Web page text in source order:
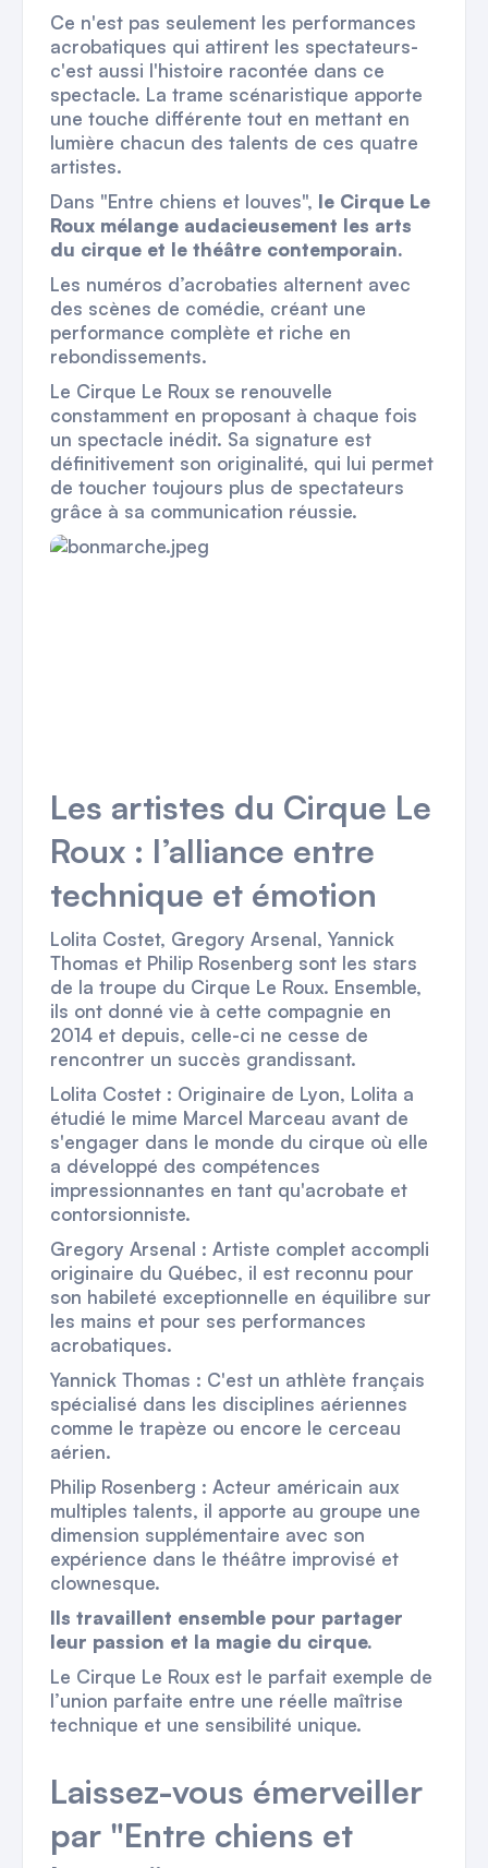
Ce n'est pas seulement les performances
acrobatiques qui attirent les spectateurs-
c'est aussi l'histoire racontée dans ce
spectacle. La trame scénaristique apporte
une touche différente tout en mettant en
lumière chacun des talents de ces quatre
artistes.
Dans "Entre chiens et louves", le Cirque Le
Roux mélange audacieusement les arts
du cirque et le théâtre contemporain.
Les numéros d’acrobaties alternent avec
des scènes de comédie, créant une
performance complète et riche en
rebondissements.
Le Cirque Le Roux se renouvelle
constamment en proposant à chaque fois
un spectacle inédit. Sa signature est
définitivement son originalité, qui lui permet
de toucher toujours plus de spectateurs
grâce à sa communication réussie.
Les artistes du Cirque Le
Roux : l’alliance entre
technique et émotion
Lolita Costet, Gregory Arsenal, Yannick
Thomas et Philip Rosenberg sont les stars
de la troupe du Cirque Le Roux. Ensemble,
ils ont donné vie à cette compagnie en
2014 et depuis, celle-ci ne cesse de
rencontrer un succès grandissant.
Lolita Costet : Originaire de Lyon, Lolita a
étudié le mime Marcel Marceau avant de
s'engager dans le monde du cirque où elle
a développé des compétences
impressionnantes en tant qu'acrobate et
contorsionniste.
Gregory Arsenal : Artiste complet accompli
originaire du Québec, il est reconnu pour
son habileté exceptionnelle en équilibre sur
les mains et pour ses performances
acrobatiques.
Yannick Thomas : C'est un athlète français
spécialisé dans les disciplines aériennes
comme le trapèze ou encore le cerceau
aérien.
Philip Rosenberg : Acteur américain aux
multiples talents, il apporte au groupe une
dimension supplémentaire avec son
expérience dans le théâtre improvisé et
clownesque.
Ils travaillent ensemble pour partager
leur passion et la magie du cirque.
Le Cirque Le Roux est le parfait exemple de
l’union parfaite entre une réelle maîtrise
technique et une sensibilité unique.
Laissez-vous émerveiller
par "Entre chiens et